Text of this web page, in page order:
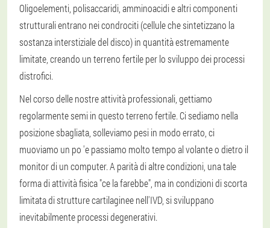
Oligoelementi, polisaccaridi, amminoacidi e altri componenti
strutturali entrano nei condrociti (cellule che sintetizzano la
sostanza interstiziale del disco) in quantità estremamente
limitate, creando un terreno fertile per lo sviluppo dei processi
distrofici.
Nel corso delle nostre attività professionali, gettiamo
regolarmente semi in questo terreno fertile. Ci sediamo nella
posizione sbagliata, solleviamo pesi in modo errato, ci
muoviamo un po 'e passiamo molto tempo al volante o dietro il
monitor di un computer. A parità di altre condizioni, una tale
forma di attività fisica "ce la farebbe", ma in condizioni di scorta
limitata di strutture cartilaginee nell'IVD, si sviluppano
inevitabilmente processi degenerativi.